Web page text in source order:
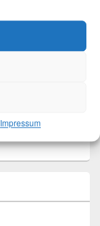
Impressum